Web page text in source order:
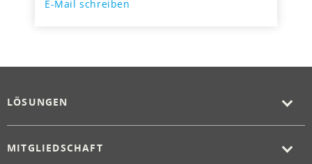
E-Mail schreiben
LÖSUNGEN
MITGLIEDSCHAFT